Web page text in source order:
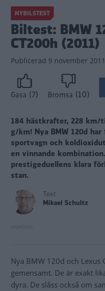
NYBILSTEST
Biltest: BMW
CT200h (2011)
Publicerad 9 november 2011
Gasa (7) Bromsa (10)
184 hästkrafter, 228 km/
g/km! Nya BMW 120d
sportvagn och
en vinnande
prestigeduellens klara
stan.
Text
Mikael Schultz
Nya BMW 120d och Lexus
gemensamt. De är exakt
dyra. De slåss också om